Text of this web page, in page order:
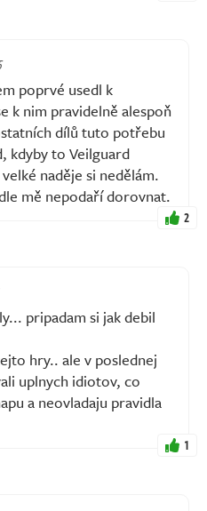
poprvé usedl k
k nim pravidelně alespoň
dílů tuto potřebu
kdyby to Veilguard
naděje si nedělám.
mě nepodaří dorovnat.
2
pripadam si jak debil
hry.. ale v poslednej
uplnych idiotov, co
a neovladaju pravidla
1